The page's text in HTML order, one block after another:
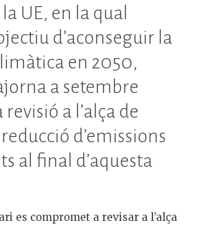
UE, en la qual
d’aconseguir la
en 2050,
a setembre
revisió a l’alça de
d’emissions
al final d’aquesta
es compromet a revisar a l’alça